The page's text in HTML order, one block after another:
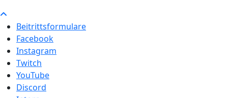
Beitrittsformulare
Facebook
Instagram
Twitch
YouTube
Discord